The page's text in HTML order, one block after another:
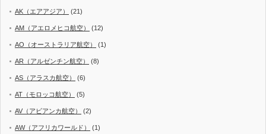
AK（エアアジア） (21)
AM（アエロメヒコ航空） (12)
AO（オーストラリア航空） (1)
AR（アルゼンチン航空） (8)
AS（アラスカ航空） (6)
AT（モロッコ航空） (5)
AV（アビアンカ航空） (2)
AW（アフリカワールド） (1)